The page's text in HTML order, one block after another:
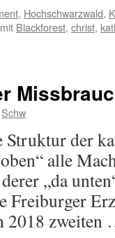
, Hochschwarzwald,
Blackforest, christ,
Schw
Struktur der
alle
„da
Freiburger
2018